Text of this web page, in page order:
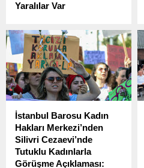
Yaralılar Var
10:15 sıralarında feci bir
kaza meydana geldi.
İstanbul Barosu Kadın
Hakları Merkezi’nden
Silivri Cezaevi’nde
Tutuklu Kadınlarla
Görüşme Açıklaması: